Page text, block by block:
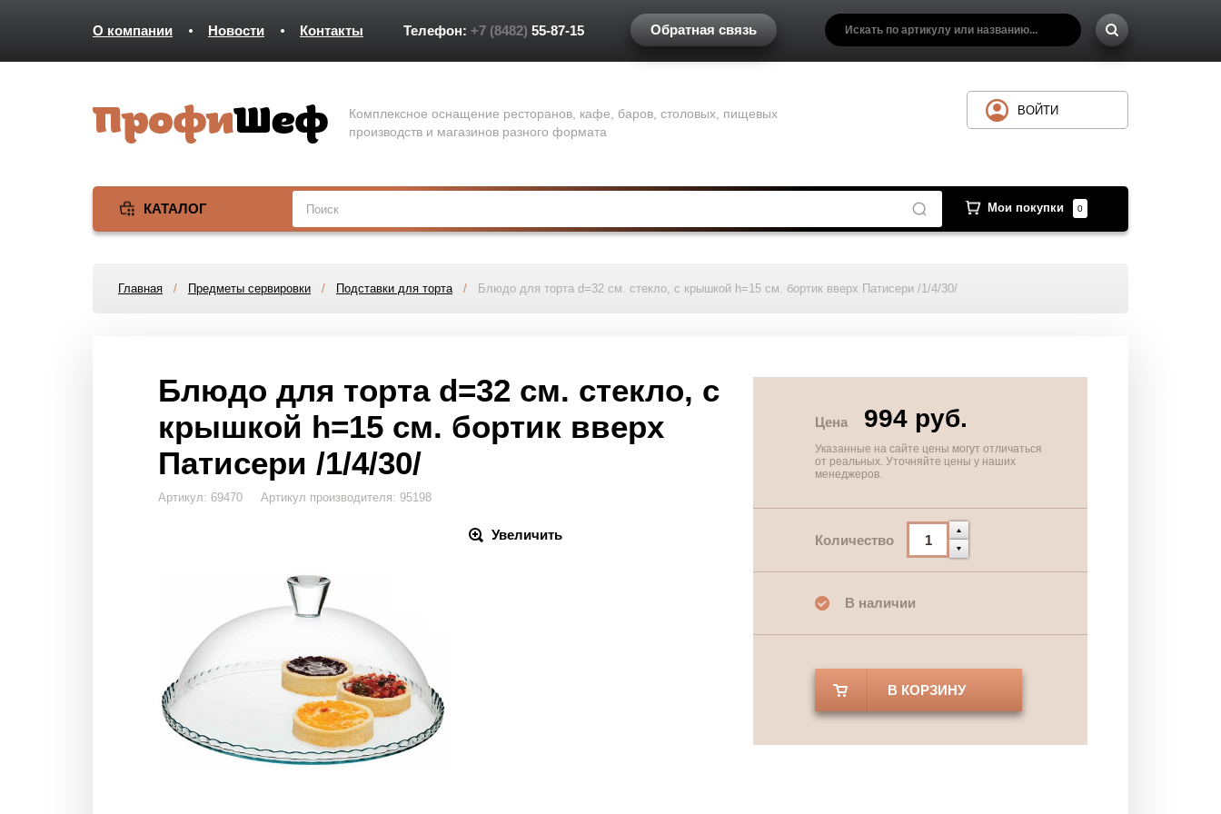
О компании Новости Контакты Телефон: +7 (8482) 55-87-15 Обратная связь
Комплексное оснащение ресторанов, кафе, баров, столовых, пищевых
производств и магазинов разного формата
КАТАЛОГ Мои покупки 0
ВОЙТИ
Главная / Предметы сервировки / Подставки для торта/ Блюдо для торта d=32 см. стекло, с крышкой h=15 см. бортик вверх Патисери /1/4/30/
Блюдо для торта d=32 см. стекло, с
крышкой h=15 см. бортик вверх
Патисери /1/4/30/
Артикул: 69470 Артикул производителя: 95198
Увеличить
Цена 994 руб.
Указанные на сайте цены могут отличаться
от реальных. Уточняйте цены у наших
менеджеров.
Количество
В наличии
В КОРЗИНУ